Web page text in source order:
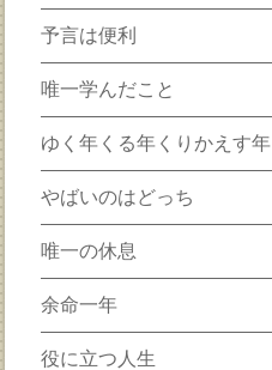
予言は便利
唯一学んだこと
ゆく年くる年くりかえす年
やばいのはどっち
唯一の休息
余命一年
役に立つ人生